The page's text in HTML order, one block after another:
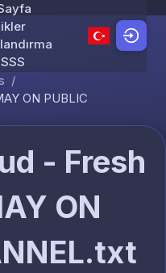
to content
SSS
/
ON PUBLIC
- Fresh
ON